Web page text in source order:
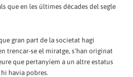
que en les últimes dècades del segle
gran part de la societat hagi
trencar-se el miratge, s'han originat
que pertanyíem a un altre estatus
havia pobres.